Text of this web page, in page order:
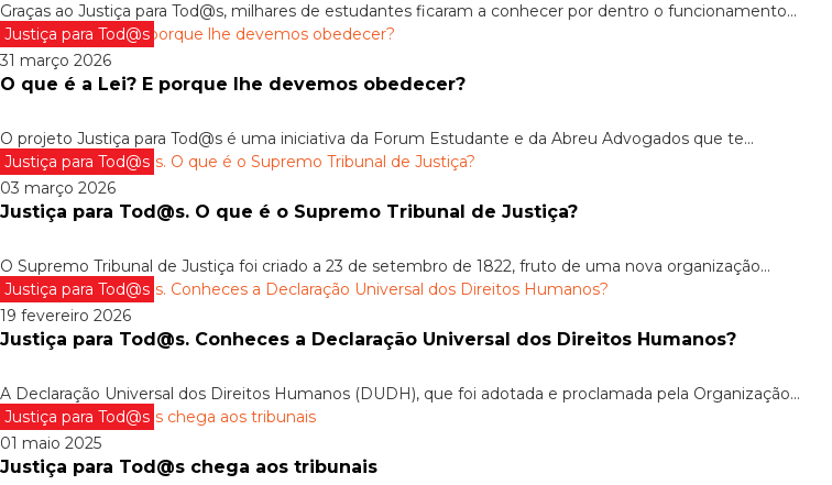
Graças ao Justiça para Tod@s, milhares de estudantes ficaram a conhecer por dentro o funcionamento...
Justiça para Tod@s
31 março 2026
O que é a Lei? E porque lhe devemos obedecer?
O projeto Justiça para Tod@s é uma iniciativa da Forum Estudante e da Abreu Advogados que te...
Justiça para Tod@s
03 março 2026
Justiça para Tod@s. O que é o Supremo Tribunal de Justiça?
O Supremo Tribunal de Justiça foi criado a 23 de setembro de 1822, fruto de uma nova organização...
Justiça para Tod@s
19 fevereiro 2026
Justiça para Tod@s. Conheces a Declaração Universal dos Direitos Humanos?
A Declaração Universal dos Direitos Humanos (DUDH), que foi adotada e proclamada pela Organização...
Justiça para Tod@s
01 maio 2025
Justiça para Tod@s chega aos tribunais